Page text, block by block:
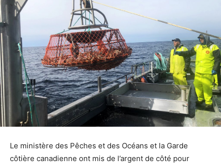
Le ministère des Pêches et des Océans et la Garde
côtière canadienne ont mis de l’argent de côté pour